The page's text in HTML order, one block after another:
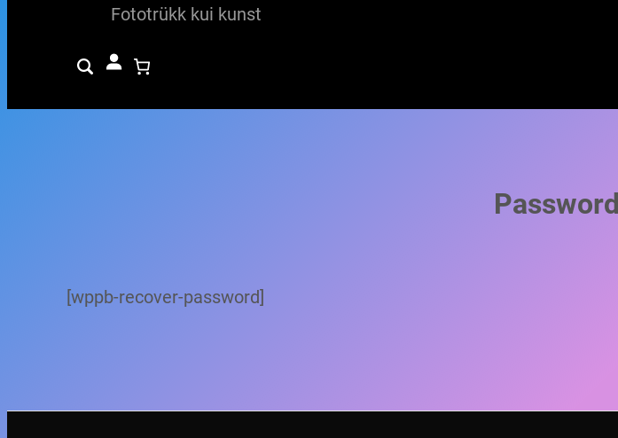
Fototrükk kui kunst
[wppb-recover-password]